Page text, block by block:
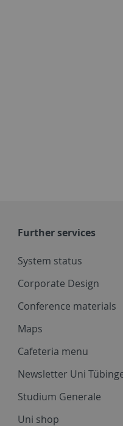
Further services
System status
Corporate Design
Conference materials
Maps
Cafeteria menu
Newsletter Uni
Studium Generale
Uni shop